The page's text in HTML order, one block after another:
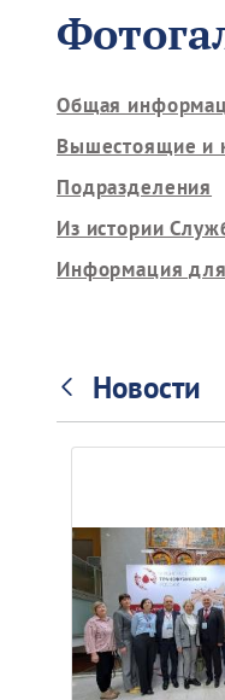
Общая
Вышестоящие и
Подразделения
Из истории
Информация
Новости